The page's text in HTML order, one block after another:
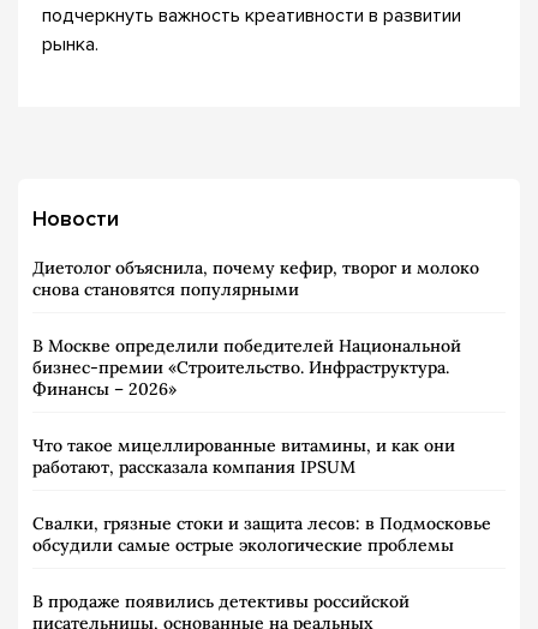
подчеркнуть важность креативности в развитии
рынка.
Новости
Диетолог объяснила, почему кефир, творог и молоко
снова становятся популярными
В Москве определили победителей Национальной
бизнес-премии «Строительство. Инфраструктура.
Финансы – 2026»
Что такое мицеллированные витамины, и как они
работают, рассказала компания IPSUM
Свалки, грязные стоки и защита лесов: в Подмосковье
обсудили самые острые экологические проблемы
В продаже появились детективы российской
писательницы, основанные на реальных